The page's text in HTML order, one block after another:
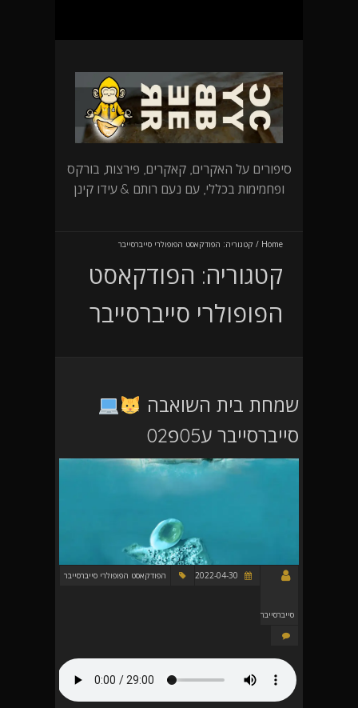
סיפורים על האקרים, קאקרים, פירצות, בורקס
ופחמימות בכללי, עם נעם רותם & עידו קינן
Home
/ קטגוריה: הפודקאסט הפופולרי סייברסייבר
קטגוריה: הפודקאסט
הפופולרי סייברסייבר
שמחת בית השואבה
סייברסייבר ע05פ02
סייברסייבר
הפודקאסט הפופולרי סייברסייבר